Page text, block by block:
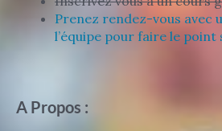
Prenez rendez-vous avec
l’équipe pour faire le
A Propos :